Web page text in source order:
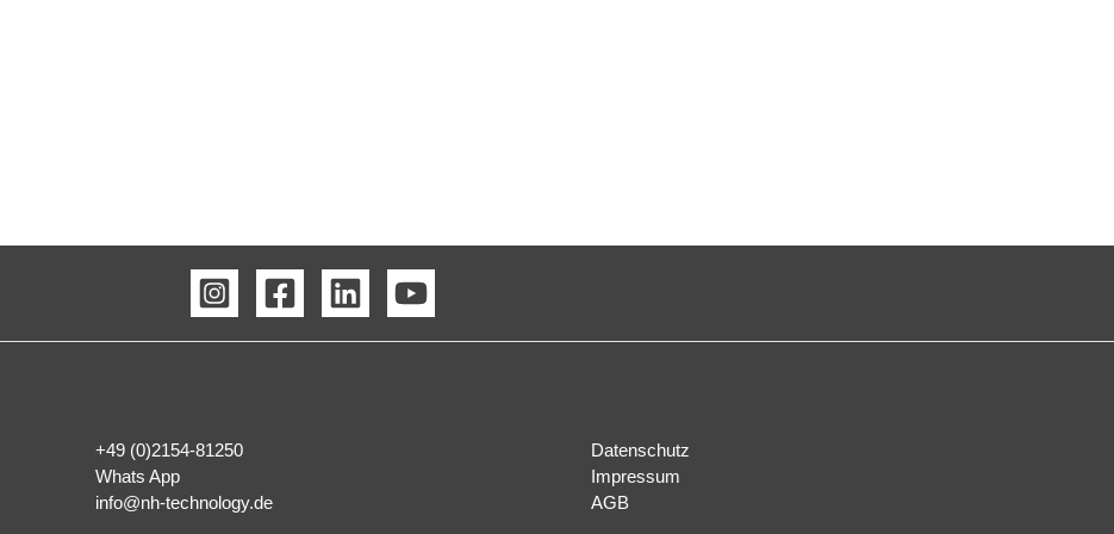
+49 (0)2154-81250
Whats App
info@nh-technology.de
Datenschutz
Impressum
AGB